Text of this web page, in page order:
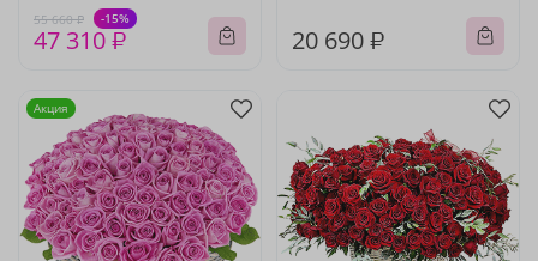
55 660 ₽ -15%
47 310 ₽ 20 690 ₽
Акция